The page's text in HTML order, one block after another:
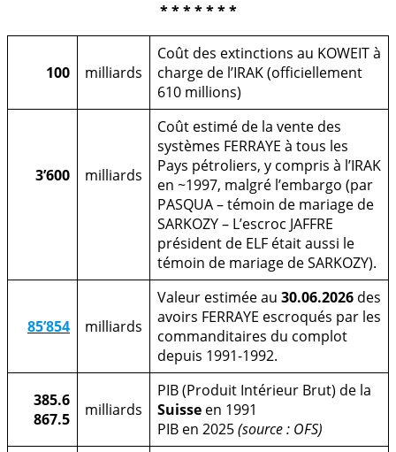
* * * * * * *
100 milliards
Coût des extinctions au KOWEIT à
charge de l’IRAK (officiellement
610 millions)
3’600 milliards
Coût estimé de la vente des
systèmes FERRAYE à tous les
Pays pétroliers, y compris à l’IRAK
en ~1997, malgré l’embargo (par
PASQUA – témoin de mariage de
SARKOZY – L’escroc JAFFRE
président de ELF était aussi le
témoin de mariage de SARKOZY).
85’854 milliards
Valeur estimée au 30.06.2026 des
avoirs FERRAYE escroqués par les
commanditaires du complot
depuis 1991-1992.
385.6
867.5
milliards
PIB (Produit Intérieur Brut) de la
Suisse en 1991
PIB en 2025(source : OFS)